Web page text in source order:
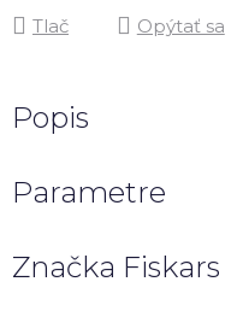
Tlač Opýtať sa
Popis
Parametre
Značka Fiskars